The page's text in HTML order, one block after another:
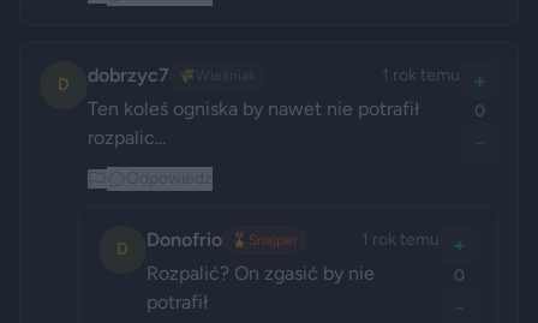
D dobrzyc7 🌾 1 rok temu
Ten koleś ogniska by nawet nie potrafił
rozpalic...
+
0
-
D Donofrio 🎖️ Snajper 1 rok temu
Rozpalić? On zgasić by nie
potrafił
+
0
-